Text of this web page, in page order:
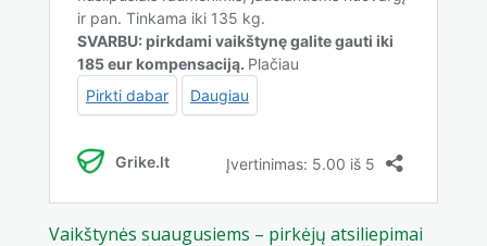
Vaikštynės suaugusiems – pirkėjų atsiliepimai